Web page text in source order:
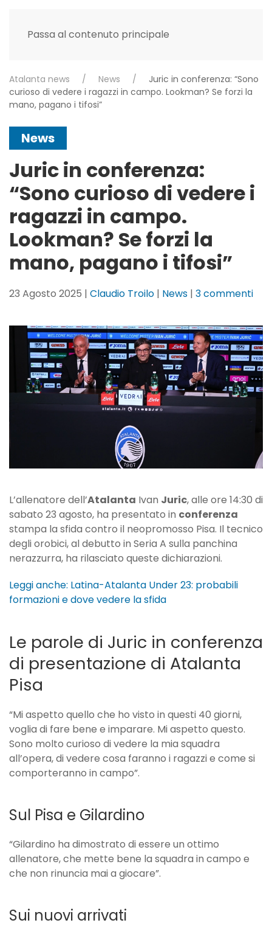
Passa al contenuto principale
Atalanta news News
Juric in conferenza: “Sono
curioso di vedere i ragazzi in campo. Lookman? Se forzi la
mano, pagano i tifosi”
News
Juric in conferenza:
“Sono curioso di vedere i
ragazzi in campo.
Lookman? Se forzi la
mano, pagano i tifosi”
23 Agosto 2025 | Claudio Troilo | News | 3 commentisu
in
di
L’allenatore dell’Atalanta Ivan Juric, alle ore 14:30 di
sabato 23 agosto, ha presentato in conferenza
stampa la sfida contro il neopromosso Pisa. Il tecnico
degli orobici, al debutto in Seria A sulla panchina
nerazzurra, ha rilasciato queste dichiarazioni.
Leggi anche: Latina-Atalanta Under 23: probabili
formazioni e dove vedere la sfida
Le parole di Juric in conferenza
di presentazione di Atalanta
Pisa
“Mi aspetto quello che ho visto in questi 40 giorni,
voglia di fare bene e imparare. Mi aspetto questo.
Sono molto curioso di vedere la mia squadra
all’opera, di vedere cosa faranno i ragazzi e come si
comporteranno in campo”.
Sul Pisa e Gilardino
“Gilardino ha dimostrato di essere un ottimo
allenatore, che mette bene la squadra in campo e
che non rinuncia mai a giocare”.
Sui nuovi arrivati